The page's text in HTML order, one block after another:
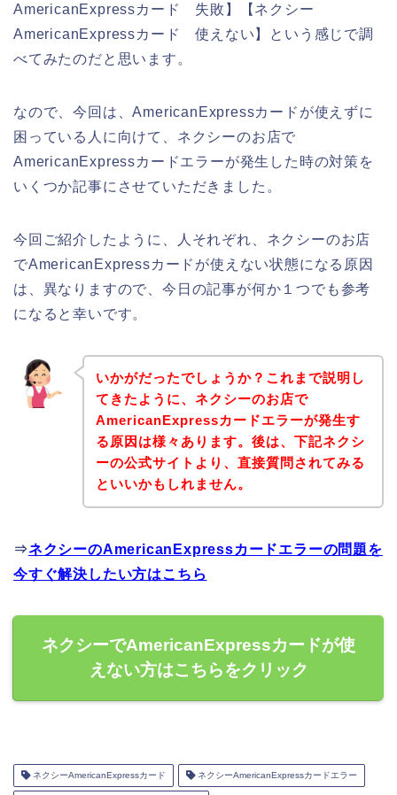
AmericanExpressカード 失敗】【ネクシー
AmericanExpressカード 使えない】という感じで調
べてみたのだと思います。
なので、今回は、AmericanExpressカードが使えずに
困っている人に向けて、ネクシーのお店で
AmericanExpressカードエラーが発生した時の対策を
いくつか記事にさせていただきました。
今回ご紹介したように、人それぞれ、ネクシーのお店
でAmericanExpressカードが使えない状態になる原因
は、異なりますので、今日の記事が何か１つでも参考
になると幸いです。
いかがだったでしょうか？これまで説明し
てきたように、ネクシーのお店で
AmericanExpressカードエラーが発生す
る原因は様々あります。後は、下記ネクシ
ーの公式サイトより、直接質問されてみる
といいかもしれません。
⇒ネクシーのAmericanExpressカードエラーの問題を
今すぐ解決したい方はこちら
ネクシーでAmericanExpressカードが使
えない方はこちらをクリック
ネクシーAmericanExpressカード ネクシーAmericanExpressカードエラー